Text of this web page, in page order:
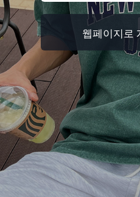
웹페이지로